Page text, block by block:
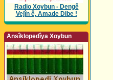
Radio Xoybun - Dengê
Vejîn ê, Amade Dibe !
Ansîklopedîya Xoybun